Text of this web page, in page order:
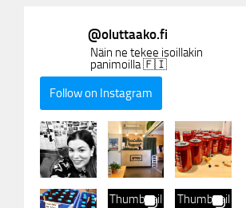
@oluttaako.fi
Näin ne tekee isoillakin
panimoilla 🇫🇮
Follow on Instagram
Thumbnail
Thumbnail